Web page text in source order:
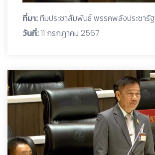
ที่มา:ทีมประชาสัมพันธ์ พรรคพลังประชารัฐ
วันที่:11 กรกฎาคม 2567